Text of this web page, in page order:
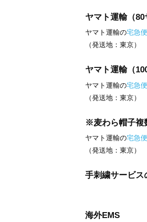
ヤマト運輸（80
ヤマト運輸の宅急
（発送地：東京）
ヤマト運輸（
ヤマト運輸の宅急
（発送地：東京）
※麦わら帽子複
ヤマト運輸の宅急
（発送地：東京）
手刺繍サービス
海外EMS